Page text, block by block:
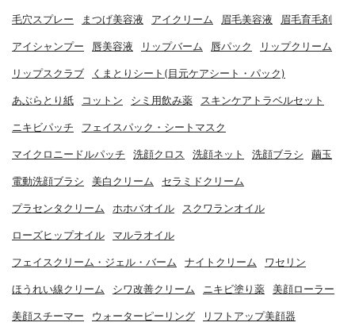
毛穴スプレー まつげ美容液 アイクリーム 眉毛美容液 眉毛育毛剤
アイシャンプー 唇美容液 リップバーム 唇パック リップクリーム
リップスクラブ くまとりシート(目元ケアシート・パック)
あぶらとり紙 コットン シミ用飲み薬 スキンケアトラベルセット
ニキビパッチ フェイスパック・シートマスク
マイクロニードルパッチ 洗顔クロス 洗顔ネット 洗顔ブラシ 繭玉
電動洗顔ブラシ 美白クリーム セラミドクリーム
プラセンタクリーム ホホバオイル スクワランオイル
ローズヒップオイル マルラオイル
フェイスクリーム・ジェル・バーム ナイトクリーム ワセリン
ほうれい線クリーム シワ改善クリーム ニキビ塗り薬 美顔ローラー
美顔スチーマー ウォーターピーリング リフトアップ美顔器